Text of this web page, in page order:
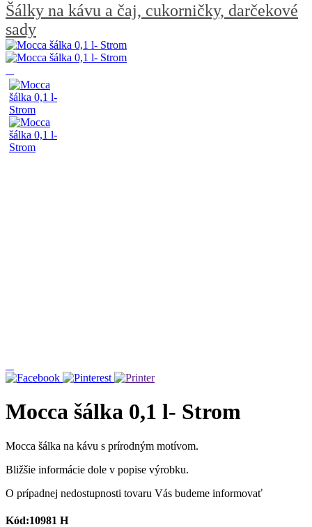
Šálky na kávu a čaj, cukorničky, darčekové
sady
Mocca šálka 0,1 l- Strom
Mocca šálka na kávu s prírodným motívom.
Bližšie informácie dole v popise výrobku.
O prípadnej nedostupnosti tovaru Vás budeme informovať
Kód:10981 H